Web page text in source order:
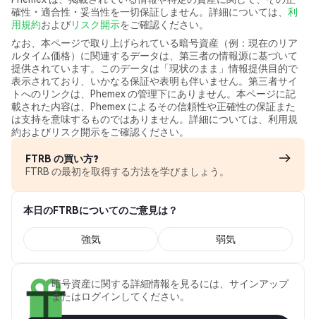
確性・適合性・妥当性を一切保証しません。詳細については、 利
用規約およびリスク開示をご確認ください。
なお、本ページで取り上げられている暗号資産（例：現在のリア
ルタイム価格）に関連するデータは、第三者の情報源に基づいて
提供されています。このデータは「現状のまま」情報提供目的で
表示されており、いかなる保証や表明も伴いません。第三者サイ
トへのリンクは、Phemex の管理下にありません。本ページに記
載された内容は、Phemex によるその信頼性や正確性の保証また
は支持を意味するものではありません。詳細については、利用規
約およびリスク開示をご確認ください。
FTRB の買い方?
FTRB の最初を取得する方法を学びましょう。
本日のFTRBについてのご意見は？
強気 弱気
暗号資産に関する詳細情報を見るには、サインアップ
またはログインしてください。